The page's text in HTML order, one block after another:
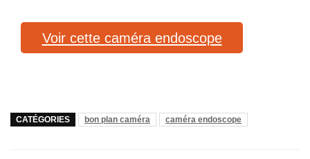
Voir cette caméra endoscope
CATÉGORIES bon plan caméra caméra endoscope